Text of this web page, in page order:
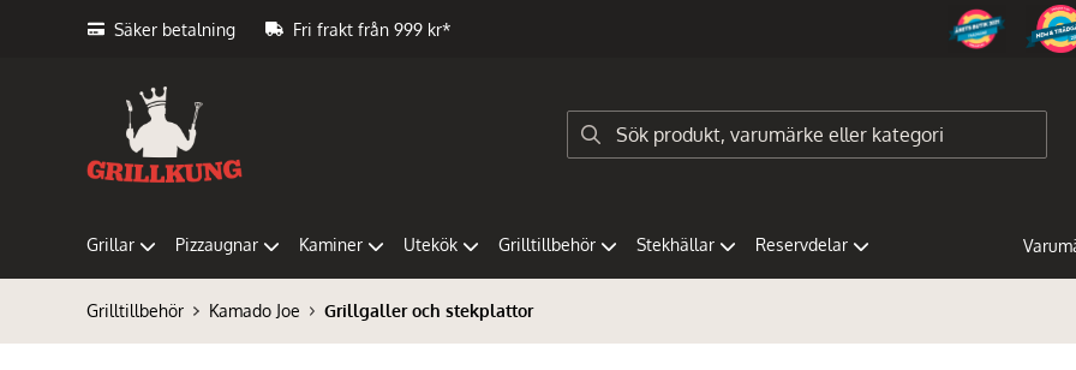
Säker betalning Fri frakt från 999 kr*
Grillar Pizzaugnar Kaminer Utekök Grilltillbehör Stekhällar Reservdelar
Grilltillbehör Kamado Joe Grillgaller och stekplattor